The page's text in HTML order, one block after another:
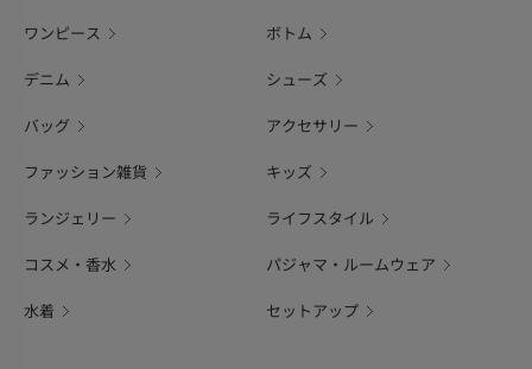
ワンピース ボトム
デニム シューズ
バッグ アクセサリー
ファッション雑貨 キッズ
ランジェリー ライフスタイル
コスメ・香水 パジャマ・ルームウェア
水着 セットアップ